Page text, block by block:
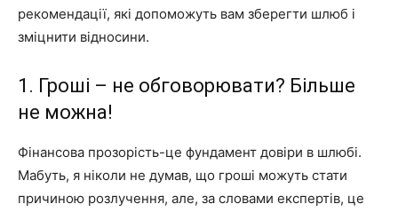
рекомендації, які допоможуть вам зберегти шлюб і
зміцнити відносини.
1. Гроші – не обговорювати? Більше
не можна!
Фінансова прозорість-це фундамент довіри в шлюбі.
Мабуть, я ніколи не думав, що гроші можуть стати
причиною розлучення, але, за словами експертів, це